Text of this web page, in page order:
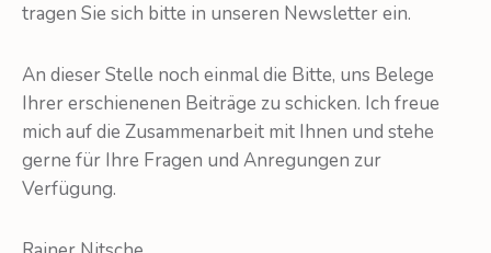
tragen Sie sich bitte in unseren Newsletter ein.
An dieser Stelle noch einmal die Bitte, uns Belege
Ihrer erschienenen Beiträge zu schicken. Ich freue
mich auf die Zusammenarbeit mit Ihnen und stehe
gerne für Ihre Fragen und Anregungen zur
Verfügung.